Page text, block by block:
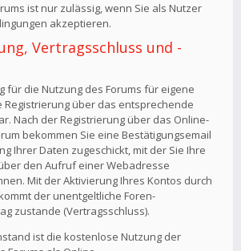
ist nur zulässig, wenn Sie als Nutzer
akzeptieren.
Vertragsschluss und -
für die Nutzung des Forums für eigene
Registrierung über das entsprechende
Nach der Registrierung über das Online-
bekommen Sie eine Bestätigungsemail
Ihrer Daten zugeschickt, mit der Sie Ihre
den Aufruf einer Webadresse
Mit der Aktivierung Ihres Kontos durch
der unentgeltliche Foren-
zustande (Vertragsschluss).
ist die kostenlose Nutzung der